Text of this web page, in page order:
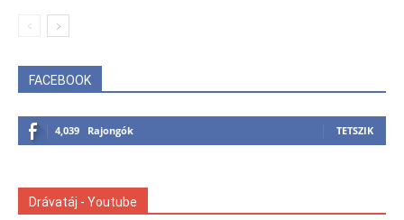
FACEBOOK
4,039 Rajongók TETSZIK
Drávatáj - Youtube